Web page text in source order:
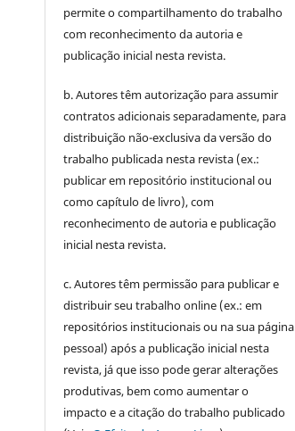
permite o compartilhamento do trabalho
com reconhecimento da autoria e
publicação inicial nesta revista.
b. Autores têm autorização para assumir
contratos adicionais separadamente, para
distribuição não-exclusiva da versão do
trabalho publicada nesta revista (ex.:
publicar em repositório institucional ou
como capítulo de livro), com
reconhecimento de autoria e publicação
inicial nesta revista.
c. Autores têm permissão para publicar e
distribuir seu trabalho online (ex.: em
repositórios institucionais ou na sua página
pessoal) após a publicação inicial nesta
revista, já que isso pode gerar alterações
produtivas, bem como aumentar o
impacto e a citação do trabalho publicado